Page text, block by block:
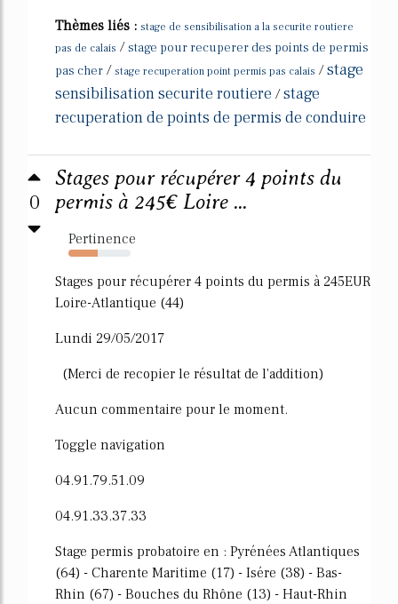
Thèmes liés : stage de sensibilisation a la securite routiere
pas de calais /stage pour recuperer des points de permis
pas cher / stage recuperation point permis pas calais /stage
sensibilisation securite routiere /stage
recuperation de points de permis de conduire
0
Stages pour récupérer 4 points du
permis à 245€ Loire ...
Pertinence
47%
Stages pour récupérer 4 points du permis à 245EUR
Loire-Atlantique (44)
Lundi 29/05/2017
(Merci de recopier le résultat de l'addition)
Aucun commentaire pour le moment.
Toggle navigation
04.91.79.51.09
04.91.33.37.33
Stage permis probatoire en : Pyrénées Atlantiques
(64) - Charente Maritime (17) - Isére (38) - Bas-
Rhin (67) - Bouches du Rhône (13) - Haut-Rhin